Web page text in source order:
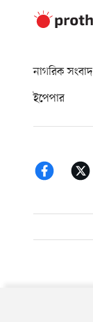
নাগরিক সংবাদ
ইপেপার